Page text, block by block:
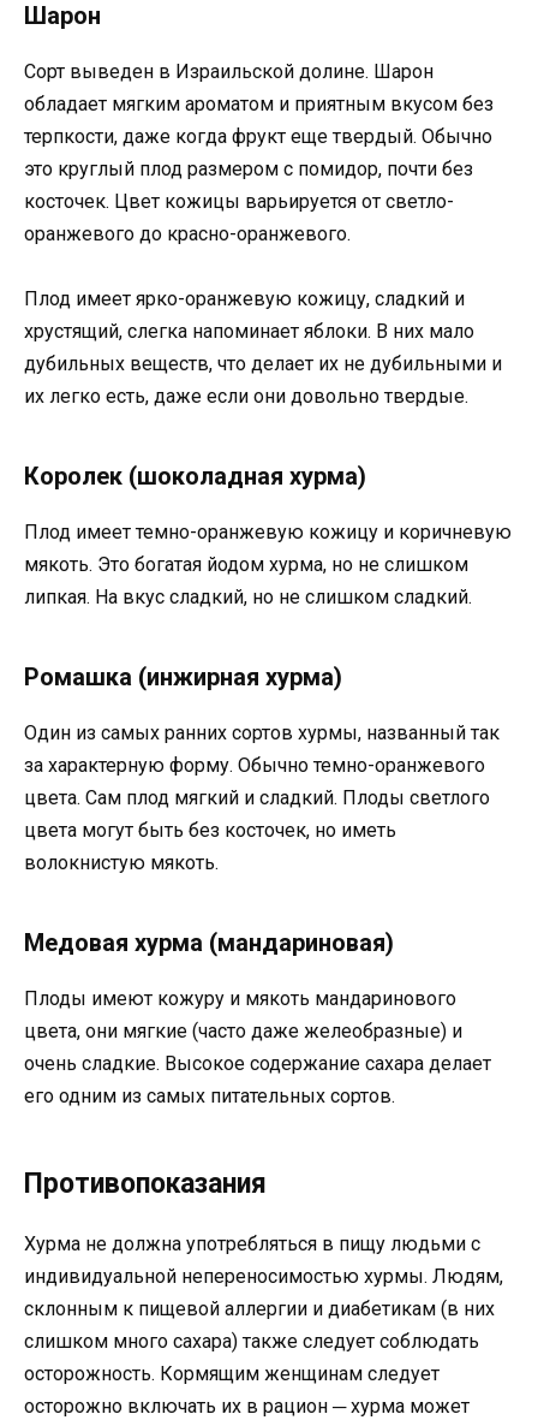
Шарон
Сорт выведен в Израильской долине. Шарон
обладает мягким ароматом и приятным вкусом без
терпкости, даже когда фрукт еще твердый. Обычно
это круглый плод размером с помидор, почти без
косточек. Цвет кожицы варьируется от светло-
оранжевого до красно-оранжевого.
Плод имеет ярко-оранжевую кожицу, сладкий и
хрустящий, слегка напоминает яблоки. В них мало
дубильных веществ, что делает их не дубильными и
их легко есть, даже если они довольно твердые.
Королек (шоколадная хурма)
Плод имеет темно-оранжевую кожицу и коричневую
мякоть. Это богатая йодом хурма, но не слишком
липкая. На вкус сладкий, но не слишком сладкий.
Ромашка (инжирная хурма)
Один из самых ранних сортов хурмы, названный так
за характерную форму. Обычно темно-оранжевого
цвета. Сам плод мягкий и сладкий. Плоды светлого
цвета могут быть без косточек, но иметь
волокнистую мякоть.
Медовая хурма (мандариновая)
Плоды имеют кожуру и мякоть мандаринового
цвета, они мягкие (часто даже желеобразные) и
очень сладкие. Высокое содержание сахара делает
его одним из самых питательных сортов.
Противопоказания
Хурма не должна употребляться в пищу людьми с
индивидуальной непереносимостью хурмы. Людям,
склонным к пищевой аллергии и диабетикам (в них
слишком много сахара) также следует соблюдать
осторожность. Кормящим женщинам следует
осторожно включать их в рацион ─ хурма может